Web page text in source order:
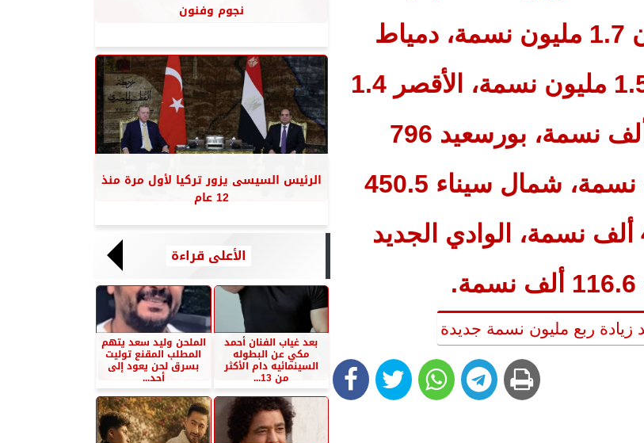
سويف 3.6 مليون نسمة، أسوان 1.7 مليون نسمة، دمياط
1.6 مليون نسمة، الإسماعيلية 1.5 مليون نسمة، الأقصر 1.4
مليون نسمة، السويس 799.4 ألف نسمة، بورسعيد 796
ألف نسمة، مطروح 562.3 ألف نسمة، شمال سيناء 450.5
ألف نسمة، البحر الأحمر 408.1 ألف نسمة، الوادي الجديد
نجوم وفنون
الرئيس السيسى يزور تركيا لأول مرة منذ
12 عام
الأعلى قراءة
بعد غياب الفنان أحمد
مكي عن البطوله
السينمائيه دام الأكثر
من 13...
الملحن وليد سعد يتهم
المطلب المقنع توليت
بسرق لحن يعود إلى
أحد...